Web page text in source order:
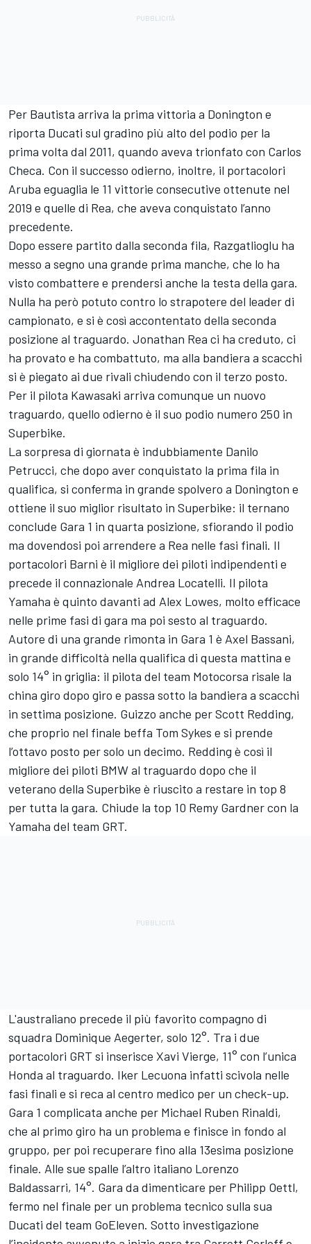
Per Bautista arriva la prima vittoria a Donington e
riporta Ducati sul gradino più alto del podio per la
prima volta dal 2011, quando aveva trionfato con Carlos
Checa. Con il successo odierno, inoltre, il portacolori
Aruba eguaglia le 11 vittorie consecutive ottenute nel
2019 e quelle di Rea, che aveva conquistato l’anno
precedente.
Dopo essere partito dalla seconda fila, Razgatlioglu ha
messo a segno una grande prima manche, che lo ha
visto combattere e prendersi anche la testa della gara.
Nulla ha però potuto contro lo strapotere del leader di
campionato, e si è così accontentato della seconda
posizione al traguardo. Jonathan Rea ci ha creduto, ci
ha provato e ha combattuto, ma alla bandiera a scacchi
si è piegato ai due rivali chiudendo con il terzo posto.
Per il pilota Kawasaki arriva comunque un nuovo
traguardo, quello odierno è il suo podio numero 250 in
Superbike.
La sorpresa di giornata è indubbiamente Danilo
Petrucci, che dopo aver conquistato la prima fila in
qualifica, si conferma in grande spolvero a Donington e
ottiene il suo miglior risultato in Superbike: il ternano
conclude Gara 1 in quarta posizione, sfiorando il podio
ma dovendosi poi arrendere a Rea nelle fasi finali. Il
portacolori Barni è il migliore dei piloti indipendenti e
precede il connazionale Andrea Locatelli. Il pilota
Yamaha è quinto davanti ad Alex Lowes, molto efficace
nelle prime fasi di gara ma poi sesto al traguardo.
Autore di una grande rimonta in Gara 1 è Axel Bassani,
in grande difficoltà nella qualifica di questa mattina e
solo 14° in griglia: il pilota del team Motocorsa risale la
china giro dopo giro e passa sotto la bandiera a scacchi
in settima posizione. Guizzo anche per Scott Redding,
che proprio nel finale beffa Tom Sykes e si prende
l’ottavo posto per solo un decimo. Redding è così il
migliore dei piloti BMW al traguardo dopo che il
veterano della Superbike è riuscito a restare in top 8
per tutta la gara. Chiude la top 10 Remy Gardner con la
Yamaha del team GRT.
L'australiano precede il più favorito compagno di
squadra Dominique Aegerter, solo 12°. Tra i due
portacolori GRT si inserisce Xavi Vierge, 11° con l’unica
Honda al traguardo. Iker Lecuona infatti scivola nelle
fasi finali e si reca al centro medico per un check-up.
Gara 1 complicata anche per Michael Ruben Rinaldi,
che al primo giro ha un problema e finisce in fondo al
gruppo, per poi recuperare fino alla 13esima posizione
finale. Alle sue spalle l’altro italiano Lorenzo
Baldassarri, 14°. Gara da dimenticare per Philipp Oettl,
fermo nel finale per un problema tecnico sulla sua
Ducati del team GoEleven. Sotto investigazione